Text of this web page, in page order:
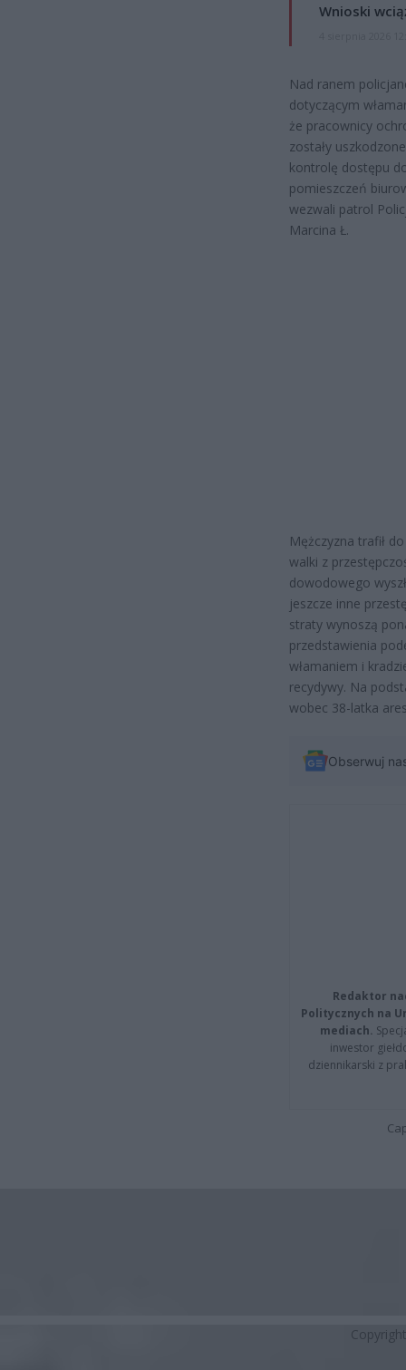
Wnioski
Nad ranem
dotyczącym
że pracownicy
zostały
kontrolę dostępu
pomieszczeń
wezwali patrol
Marcina Ł.
Mężczyzna trafił
walki z
dowodowego
jeszcze inne
straty wynoszą
przedstawienia
włamaniem i
recydywy. Na
wobec 38-latka
Obserwuj
Redaktor
Politycznych na
mediach.
inwestor
dziennikarski z